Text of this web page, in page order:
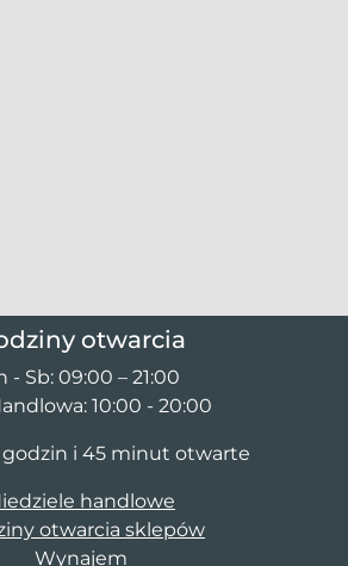
otwarcia
- Sb: 09:00 – 21:00
10:00 - 20:00
godzin i 45 minut otwarte
handlowe
otwarcia sklepów
Wynajem